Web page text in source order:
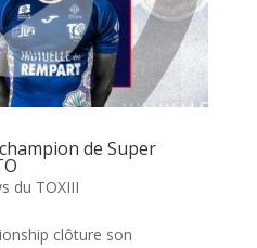
de Super
du TOXIII
clôture son